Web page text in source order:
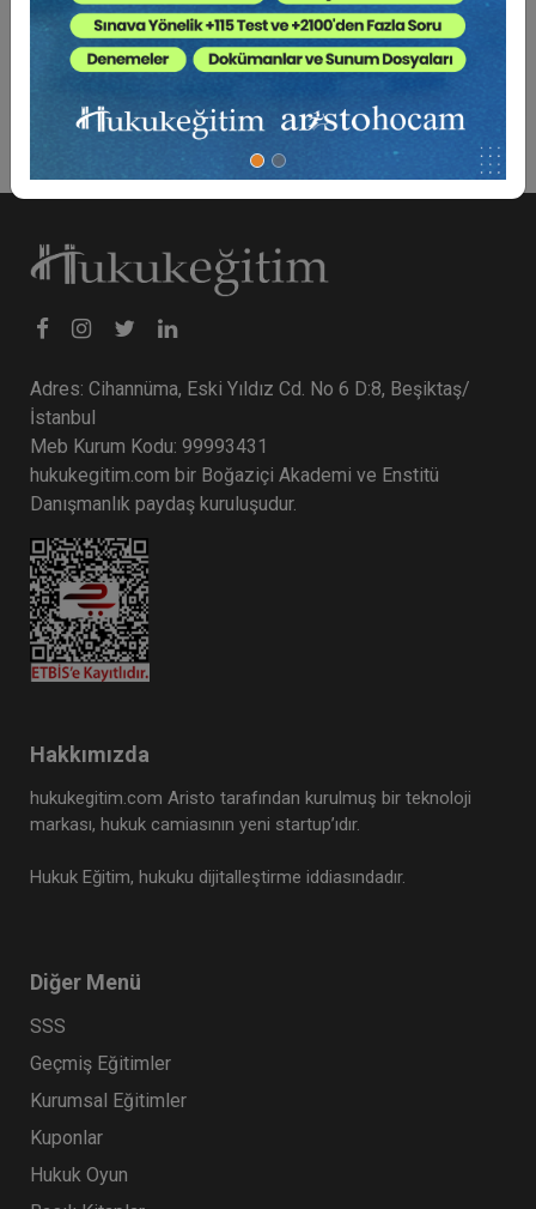
mahkemelerinden karar alınmasının üç yılı bulacağı
düşüncesi ile vatandaşın yargı yoluna da gitmeden işini
halletmeye kalkışması ile yaratılan kaos sürüp gitmektedir...
Adres: Cihannüma, Eski Yıldız Cd. No 6 D:8, Beşiktaş/
İstanbul
Meb Kurum Kodu: 99993431
hukukegitim.com bir Boğaziçi Akademi ve Enstitü
Danışmanlık paydaş kuruluşudur.
Hakkımızda
hukukegitim.com Aristo tarafından kurulmuş bir teknoloji
markası, hukuk camiasının yeni startup’ıdır.
Hukuk Eğitim, hukuku dijitalleştirme iddiasındadır.
Diğer Menü
SSS
Geçmiş Eğitimler
Kurumsal Eğitimler
Kuponlar
Hukuk Oyun